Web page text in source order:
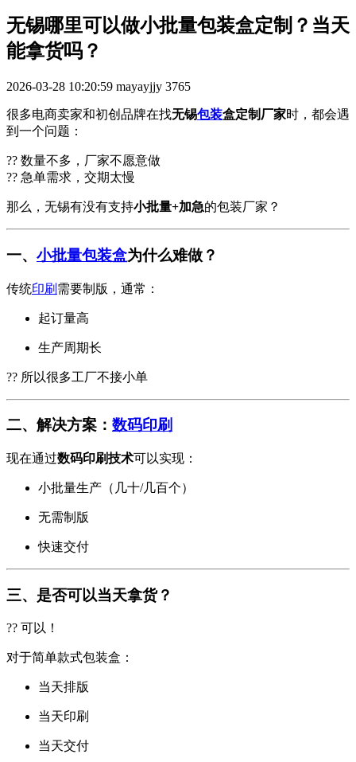
无锡哪里可以做小批量包装盒定制？当天
能拿货吗？
2026-03-28 10:20:59 mayayjjy 3765
很多电商卖家和初创品牌在找无锡包装盒定制厂家时，都会遇
到一个问题：
?? 数量不多，厂家不愿意做
?? 急单需求，交期太慢
那么，无锡有没有支持小批量+加急的包装厂家？
一、 小批量包装盒为什么难做？
传统印刷 需要制版，通常：
起订量高
生产周期长
?? 所以很多工厂不接小单
二、解决方案： 数码印刷
现在通过数码印刷技术可以实现：
小批量生产（几十/几百个）
无需制版
快速交付
三、是否可以当天拿货？
?? 可以！
对于简单款式包装盒：
当天排版
当天印刷
当天交付